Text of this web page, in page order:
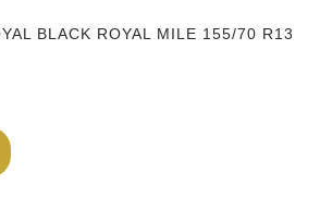
BLACK ROYAL MILE 155/70 R13